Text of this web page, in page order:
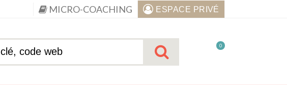
MICRO-COACHING ESPACE PRIVÉ
0